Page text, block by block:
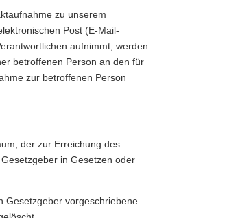
zu unserem
Post (E-Mail-
aufnimmt, werden
betroffenen Person an den für
zur betroffenen Person
der zur Erreichung des
in Gesetzen oder
Gesetzgeber vorgeschriebene